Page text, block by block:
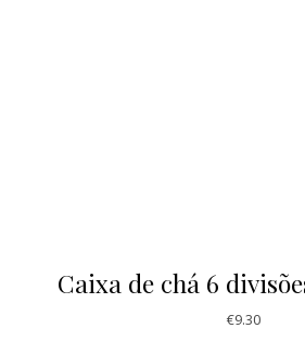
Caixa de chá 6
€9.30